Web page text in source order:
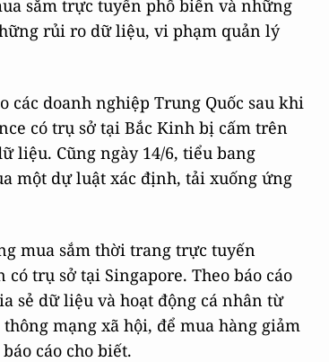
sắm trực tuyến phổ biến và những
rủi ro dữ liệu, vi phạm quản lý
doanh nghiệp Trung Quốc sau khi
có trụ sở tại Bắc Kinh bị cấm trên
liệu. Cũng ngày 14/6, tiểu bang
một dự luật xác định, tải xuống ứng
mua sắm thời trang trực tuyến
trụ sở tại Singapore. Theo báo cáo
sẻ dữ liệu và hoạt động cá nhân từ
mạng xã hội, để mua hàng giảm
cáo cho biết.